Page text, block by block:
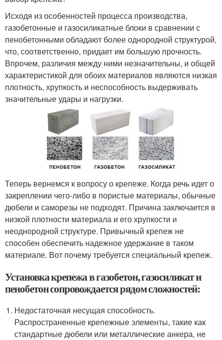
Исходя из особенностей процесса производства,
газобетонные и газосиликатные блоки в сравнении с
пенобетонными обладают более однородной структурой,
что, соответственно, придает им большую прочность.
Впрочем, различия между ними незначительны, и общей
характеристикой для обоих материалов являются низкая
плотность, хрупкость и неспособность выдерживать
значительные удары и нагрузки.
Теперь вернемся к вопросу о крепеже. Когда речь идет о
закреплении чего-либо в пористые материалы, обычные
дюбели и саморезы не подходят. Причина заключается в
низкой плотности материала и его хрупкости и
неоднородной структуре. Привычный крепеж не
способен обеспечить надежное удержание в таком
материале. Вот почему требуется специальный крепеж.
Установка крепежа в газобетон, газосиликат и
пенобетон сопровождается рядом сложностей:
Недостаточная несущая способность.
Распространенные крепежные элементы, такие как
стандартные дюбели или металлические анкера, не